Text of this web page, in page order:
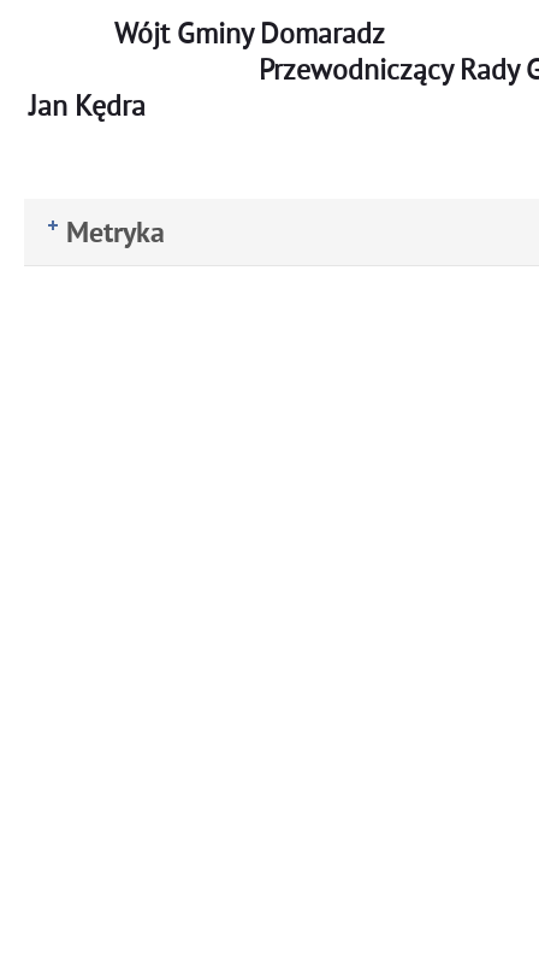
Wójt Gminy
Przewodniczący Rady
Jan Kędra
Metryka